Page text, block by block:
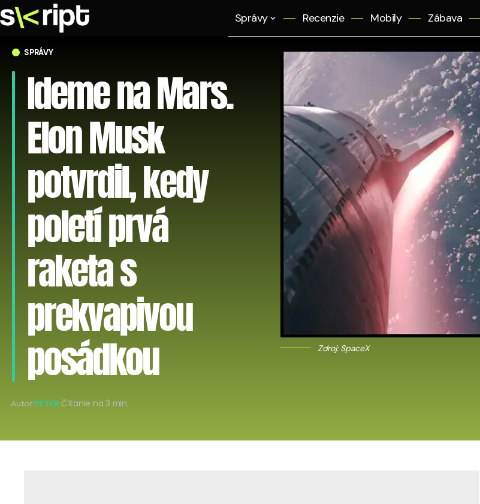
Správy Recenzie Mobily Zábava
SPRÁVY
Ideme na Mars.
Elon Musk
potvrdil, kedy
poletí prvá
raketa s
prekvapivou
posádkou
Autor:PETER Čítanie na 3 min.
Zdroj: SpaceX